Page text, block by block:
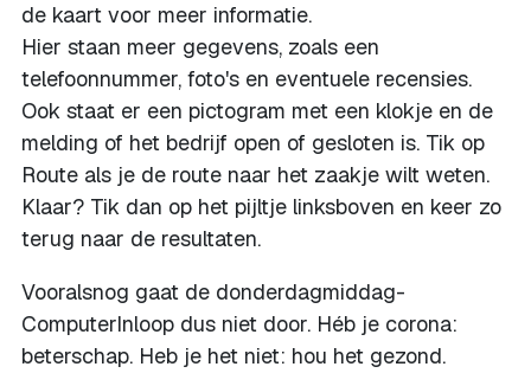
de kaart voor meer informatie.
Hier staan meer gegevens, zoals een
telefoonnummer, foto's en eventuele recensies.
Ook staat er een pictogram met een klokje en de
melding of het bedrijf open of gesloten is. Tik op
Route als je de route naar het zaakje wilt weten.
Klaar? Tik dan op het pijltje linksboven en keer zo
terug naar de resultaten.
Vooralsnog gaat de donderdagmiddag-
ComputerInloop dus niet door. Héb je corona:
beterschap. Heb je het niet: hou het gezond.